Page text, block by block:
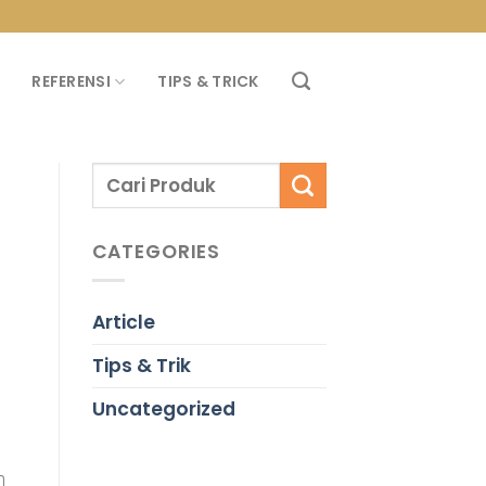
REFERENSI TIPS & TRICK
CATEGORIES
Article
Tips & Trik
Uncategorized